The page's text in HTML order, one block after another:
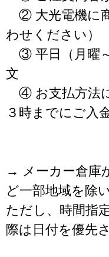
② 大光電機に
わせください）
③ 平日（月曜
文
④ お支払方法
３時までにご入
→ メーカー倉庫
ど一部地域を除
ただし、時間指
際は日付を優先